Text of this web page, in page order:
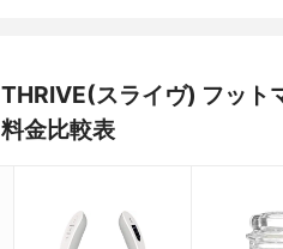
THRIVE(スライヴ) フット
料金比較表